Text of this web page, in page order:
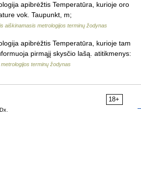
apibrėžtis Temperatūra, kurioje oro
vok. Taupunkt, m;
aiškinamasis metrologijos terminų žodynas
apibrėžtis Temperatūra, kurioje tam
pirmąjį skysčio lašą. atitikmenys:
terminų žodynas
18+